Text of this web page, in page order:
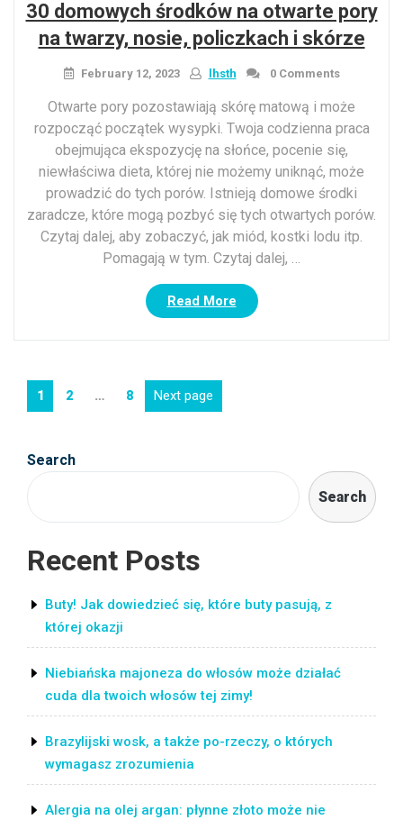
Dokładnie
jak
ten
olej
wszystkie”
30 domowych środków na otwarte pory
na twarzy, nosie, policzkach i skórze
February 12, 2023 lhsth 0 Comments
Otwarte pory pozostawiają skórę matową i może
rozpocząć początek wysypki. Twoja codzienna praca
obejmująca ekspozycję na słońce, pocenie się,
niewłaściwa dieta, której nie możemy uniknąć, może
prowadzić do tych porów. Istnieją domowe środki
zaradcze, które mogą pozbyć się tych otwartych porów.
Czytaj dalej, aby zobaczyć, jak miód, kostki lodu itp.
Pomagają w tym. Czytaj dalej, …
Read More“30
domowych
środków
skórze”
Posts
Page
1 Page
2 … Page
8 Next page
Search
Search
Recent Posts
Buty! Jak dowiedzieć się, które buty pasują, z
której okazji
Niebiańska majoneza do włosów może działać
cuda dla twoich włosów tej zimy!
Brazylijski wosk, a także po-rzeczy, o których
wymagasz zrozumienia
Alergia na olej argan: płynne złoto może nie